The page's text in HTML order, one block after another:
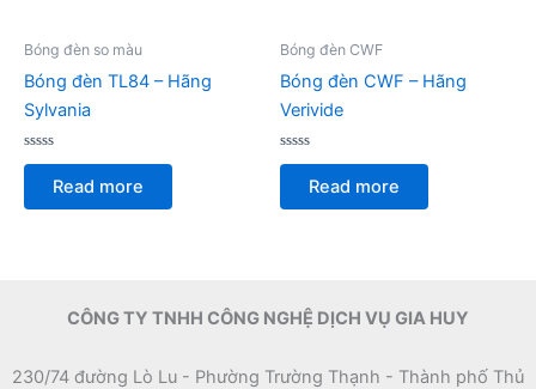
Bóng đèn so màu
Bóng đèn TL84 – Hãng
Sylvania
Rated
of
Read more
Bóng đèn CWF
Bóng đèn CWF – Hãng
Verivide
Rated
of
Read more
CÔNG TY TNHH CÔNG NGHỆ DỊCH VỤ GIA HUY
230/74 đường Lò Lu - Phường Trường Thạnh - Thành phố Thủ